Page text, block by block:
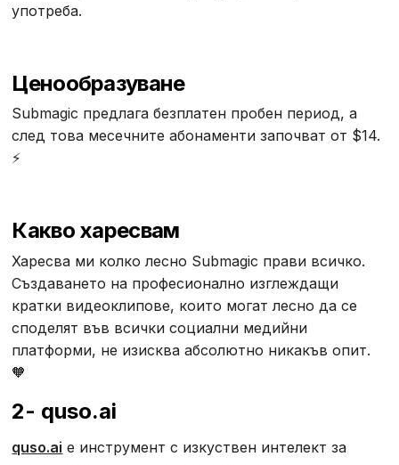
употреба.
Ценообразуване
Submagic предлага безплатен пробен период, а
след това месечните абонаменти започват от $14.
⚡
Какво харесвам
Харесва ми колко лесно Submagic прави всичко.
Създаването на професионално изглеждащи
кратки видеоклипове, които могат лесно да се
споделят във всички социални медийни
платформи, не изисква абсолютно никакъв опит.
🧡
2- quso.ai
quso.ai е инструмент с изкуствен интелект за